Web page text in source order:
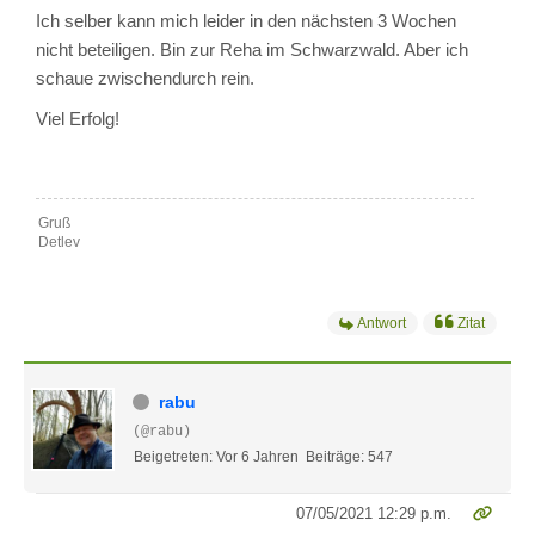
Ich selber kann mich leider in den nächsten 3 Wochen
nicht beteiligen. Bin zur Reha im Schwarzwald. Aber ich
schaue zwischendurch rein.
Viel Erfolg!
Gruß
Detlev
Antwort Zitat
rabu
(@rabu)
Beigetreten: Vor 6 Jahren
Beiträge: 547
07/05/2021 12:29 p.m.